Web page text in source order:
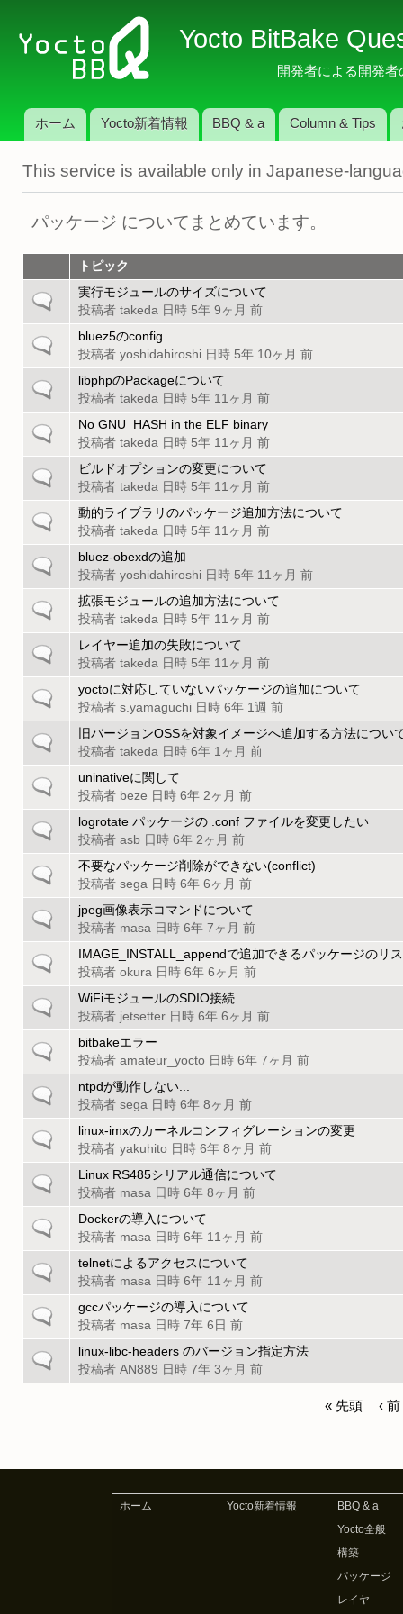
イ
コ
テ
ツ
に
Yocto BitBake
開発者による開発
メインメニュー
ホーム Yocto新着情報 BBQ & a Column & Tips
This service is available only in Japanese-
パッケージ についてまとめています。
トピック
一
の
ト
ピ
ッ
実行モジュールのサイズについて
投稿者 takeda 日時 5年 9ヶ月 前
一
の
ト
ピ
ッ
bluez5のconfig
投稿者 yoshidahiroshi 日時 5年 10ヶ月 前
一
の
ト
ピ
ッ
libphpのPackageについて
投稿者 takeda 日時 5年 11ヶ月 前
一
の
ト
ピ
ッ
No GNU_HASH in the ELF binary
投稿者 takeda 日時 5年 11ヶ月 前
一
の
ト
ピ
ッ
ビルドオプションの変更について
投稿者 takeda 日時 5年 11ヶ月 前
一
の
ト
ピ
ッ
動的ライブラリのパッケージ追加方法について
投稿者 takeda 日時 5年 11ヶ月 前
一
の
ト
ピ
ッ
bluez-obexdの追加
投稿者 yoshidahiroshi 日時 5年 11ヶ月 前
一
の
ト
ピ
ッ
拡張モジュールの追加方法について
投稿者 takeda 日時 5年 11ヶ月 前
一
の
ト
ピ
ッ
レイヤー追加の失敗について
投稿者 takeda 日時 5年 11ヶ月 前
一
の
ト
ピ
ッ
yoctoに対応していないパッケージの追加について
投稿者 s.yamaguchi 日時 6年 1週 前
一
の
ト
ピ
ッ
旧バージョンOSSを対象イメージへ追加する方法につい
投稿者 takeda 日時 6年 1ヶ月 前
一
の
ト
ピ
ッ
uninativeに関して
投稿者 beze 日時 6年 2ヶ月 前
一
の
ト
ピ
ッ
logrotate パッケージの .conf ファイルを変更したい
投稿者 asb 日時 6年 2ヶ月 前
一
の
ト
ピ
ッ
不要なパッケージ削除ができない(conflict)
投稿者 sega 日時 6年 6ヶ月 前
一
の
ト
ピ
ッ
jpeg画像表示コマンドについて
投稿者 masa 日時 6年 7ヶ月 前
一
の
ト
ピ
ッ
IMAGE_INSTALL_appendで追加できるパッケージのリ
投稿者 okura 日時 6年 6ヶ月 前
一
の
ト
ピ
ッ
WiFiモジュールのSDIO接続
投稿者 jetsetter 日時 6年 6ヶ月 前
一
の
ト
ピ
ッ
bitbakeエラー
投稿者 amateur_yocto 日時 6年 7ヶ月 前
一
の
ト
ピ
ッ
ntpdが動作しない...
投稿者 sega 日時 6年 8ヶ月 前
一
の
ト
ピ
ッ
linux-imxのカーネルコンフィグレーションの変更
投稿者 yakuhito 日時 6年 8ヶ月 前
一
の
ト
ピ
ッ
Linux RS485シリアル通信について
投稿者 masa 日時 6年 8ヶ月 前
一
の
ト
ピ
ッ
Dockerの導入について
投稿者 masa 日時 6年 11ヶ月 前
一
の
ト
ピ
ッ
telnetによるアクセスについて
投稿者 masa 日時 6年 11ヶ月 前
一
の
ト
ピ
gccパッケージの導入について
投稿者 masa 日時 7年 6日 前
一
ク
linux-libc-headers のバージョン指定方法
投稿者 AN889 日時 7年 3ヶ月 前
« 先頭 ‹ 前
ホーム Yocto新着情報
BBQ & a
Yocto全般
構築
パッケージ
レイヤ